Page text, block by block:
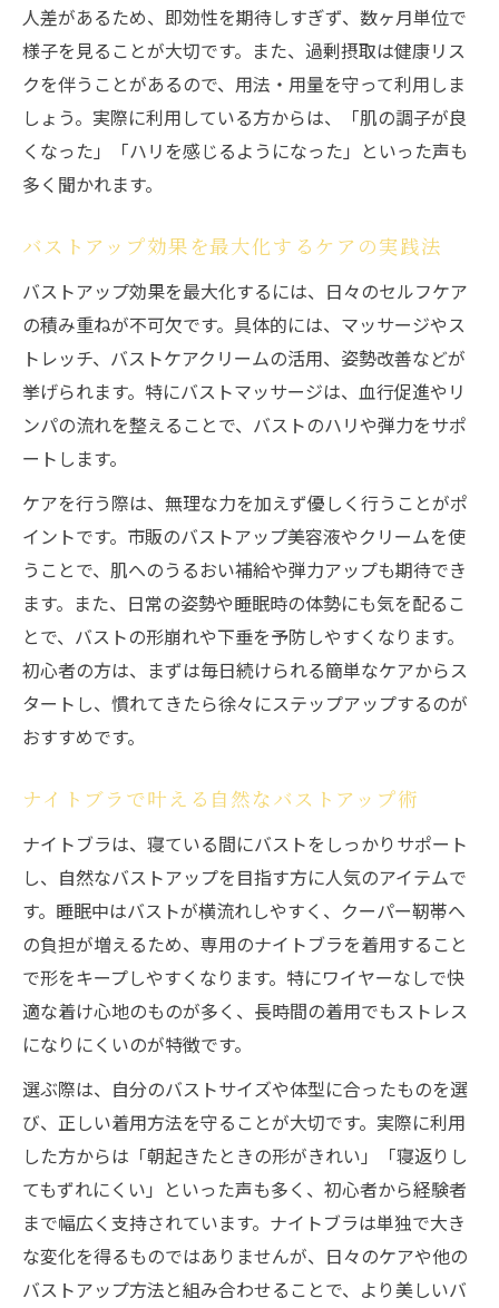
人差があるため、即効性を期待しすぎず、数ヶ月単位で
様子を見ることが大切です。また、過剰摂取は健康リス
クを伴うことがあるので、用法・用量を守って利用しま
しょう。実際に利用している方からは、「肌の調子が良
くなった」「ハリを感じるようになった」といった声も
多く聞かれます。
バストアップ効果を最大化するケアの実践法
バストアップ効果を最大化するには、日々のセルフケア
の積み重ねが不可欠です。具体的には、マッサージやス
トレッチ、バストケアクリームの活用、姿勢改善などが
挙げられます。特にバストマッサージは、血行促進やリ
ンパの流れを整えることで、バストのハリや弾力をサポ
ートします。
ケアを行う際は、無理な力を加えず優しく行うことがポ
イントです。市販のバストアップ美容液やクリームを使
うことで、肌へのうるおい補給や弾力アップも期待でき
ます。また、日常の姿勢や睡眠時の体勢にも気を配るこ
とで、バストの形崩れや下垂を予防しやすくなります。
初心者の方は、まずは毎日続けられる簡単なケアからス
タートし、慣れてきたら徐々にステップアップするのが
おすすめです。
ナイトブラで叶える自然なバストアップ術
ナイトブラは、寝ている間にバストをしっかりサポート
し、自然なバストアップを目指す方に人気のアイテムで
す。睡眠中はバストが横流れしやすく、クーパー靭帯へ
の負担が増えるため、専用のナイトブラを着用すること
で形をキープしやすくなります。特にワイヤーなしで快
適な着け心地のものが多く、長時間の着用でもストレス
になりにくいのが特徴です。
選ぶ際は、自分のバストサイズや体型に合ったものを選
び、正しい着用方法を守ることが大切です。実際に利用
した方からは「朝起きたときの形がきれい」「寝返りし
てもずれにくい」といった声も多く、初心者から経験者
まで幅広く支持されています。ナイトブラは単独で大き
な変化を得るものではありませんが、日々のケアや他の
バストアップ方法と組み合わせることで、より美しいバ